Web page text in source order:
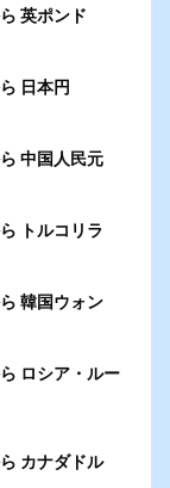
英ポンド
日本円
中国人民元
トルコリラ
韓国ウォン
ロシア・ルー
カナダドル